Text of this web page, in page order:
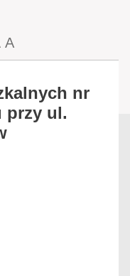
A
nr
przy ul.